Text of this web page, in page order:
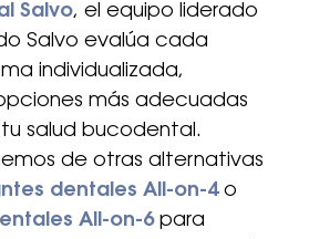
Salvo, el equipo liderado
Salvo evalúa cada
individualizada,
más adecuadas
salud bucodental.
de otras alternativas
dentales All-on-4o
All-on-6para